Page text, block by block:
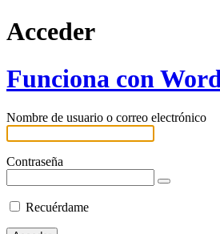
Acceder
Funciona con
Nombre de usuario o correo electrónico
Contraseña
Recuérdame